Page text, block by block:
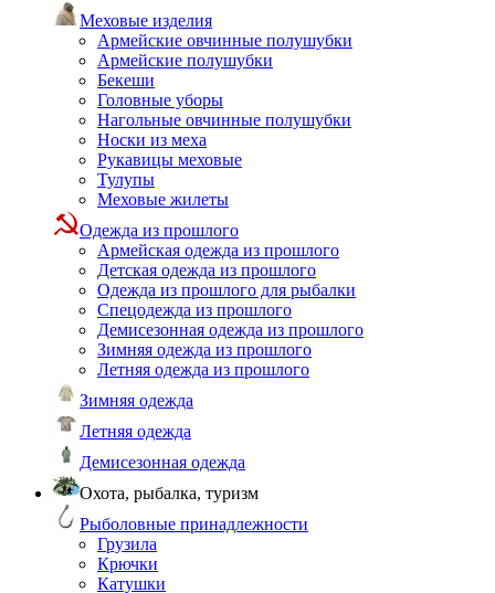
Меховые изделия
Армейские овчинные полушубки
Армейские полушубки
Бекеши
Головные уборы
Нагольные овчинные полушубки
Носки из меха
Рукавицы меховые
Тулупы
Меховые жилеты
Одежда из прошлого
Армейская одежда из прошлого
Детская одежда из прошлого
Одежда из прошлого для рыбалки
Спецодежда из прошлого
Демисезонная одежда из прошлого
Зимняя одежда из прошлого
Летняя одежда из прошлого
Зимняя одежда
Летняя одежда
Демисезонная одежда
Охота, рыбалка, туризм
Рыболовные принадлежности
Грузила
Крючки
Катушки